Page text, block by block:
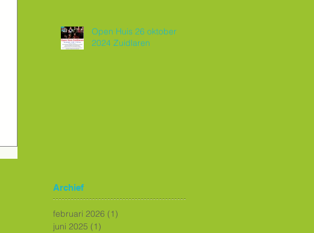
Open Huis 26 oktober
2024 Zuidlaren
Archief
februari 2026 (1)
juni 2025 (1)